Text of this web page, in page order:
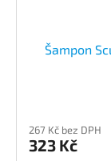
Šampon
267 Kč bez DPH
323 Kč